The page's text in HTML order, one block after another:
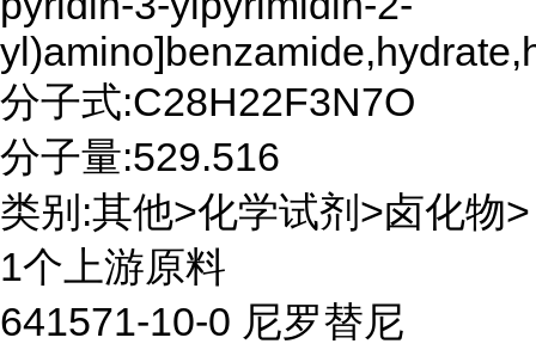
分子式:C28H22F3N7O
分子量:529.516
类别:其他>化学试剂>卤化物>
1个上游原料
641571-10-0 尼罗替尼